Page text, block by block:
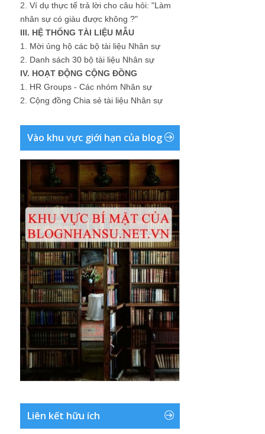
2. Ví dụ thực tế trả lời cho câu hỏi: "Làm
nhân sự có giàu được không ?"
III. HỆ THỐNG TÀI LIỆU MẪU
1. Mời ủng hộ các bộ tài liệu Nhân sự
2. Danh sách 30 bộ tài liệu Nhân sự
IV. HOẠT ĐỘNG CỘNG ĐỒNG
1. HR Groups - Các nhóm Nhân sự
2. Cộng đồng Chia sẻ tài liệu Nhân sự
Vào khu vực giới hạn của blog
Liên kết hữu ích